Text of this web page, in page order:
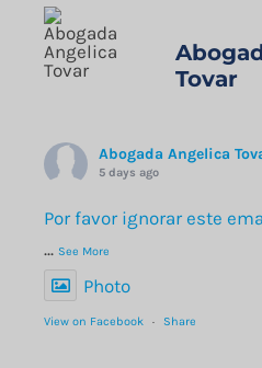
Tovar
Abogada Angelica
5 days ago
Por favor ignorar este
... See More
Photo
View on Facebook · Share